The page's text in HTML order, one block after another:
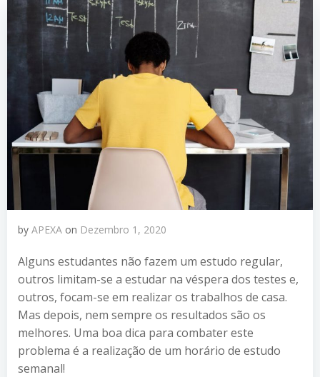
by APEXA on Dezembro 1, 2020
Alguns estudantes não fazem um estudo regular,
outros limitam-se a estudar na véspera dos testes e,
outros, focam-se em realizar os trabalhos de casa.
Mas depois, nem sempre os resultados são os
melhores. Uma boa dica para combater este
problema é a realização de um horário de estudo
semanal!